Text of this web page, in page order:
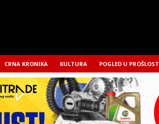
CRNA KRONIKA KULTURA POGLED U PROŠLOST